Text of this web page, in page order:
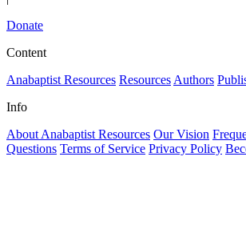
Donate
Content
Anabaptist Resources Resources Authors
Info
About Anabaptist Resources Our Vision
Questions Terms of Service Privacy Policy